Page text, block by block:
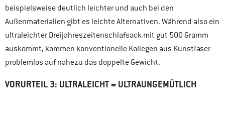
beispielsweise deutlich leichter und auch bei den
Außenmaterialien gibt es leichte Alternativen. Während also ein
ultraleichter Dreijahreszeitenschlafsack mit gut 500 Gramm
auskommt, kommen konventionelle Kollegen aus Kunstfaser
problemlos auf nahezu das doppelte Gewicht.
VORURTEIL 3: ULTRALEICHT = ULTRAUNGEMÜTLICH